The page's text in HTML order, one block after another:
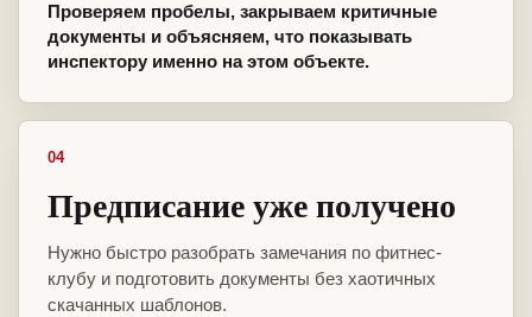
Проверяем пробелы, закрываем критичные
документы и объясняем, что показывать
инспектору именно на этом объекте.
04
Предписание уже получено
Нужно быстро разобрать замечания по фитнес-
клубу и подготовить документы без хаотичных
скачанных шаблонов.